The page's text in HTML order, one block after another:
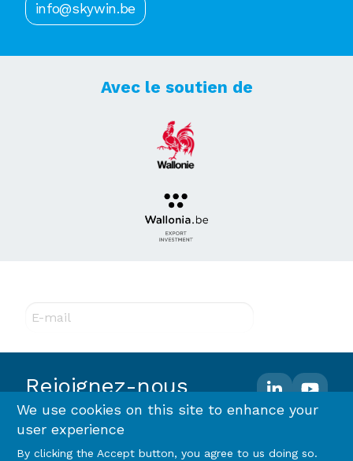
info@skywin.be
Avec le soutien de
E-mail
Rejoignez-nous
Footer
Terms and conditions
We use cookies on this site to enhance your
user experience
By clicking the Accept button, you agree to us doing so.